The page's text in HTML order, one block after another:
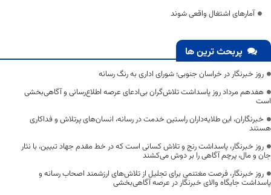
آمارهای اشتغال واقعی شوند
پربحث ترین ها
روز خبرنگار در خراسان جنوبی؛ شورای اداری به رنگ رسانه
هفدهم مرداد روز پاسداشت تلاش‌گران بی‌ادعای عرصه اطلاع‌رسانی و آگاهی‌بخشی
است
خبرنگاران، این طلایه‌داران راستین خدمت در رسانه، انسان‌های پرتلاش و فداکاری
هستند
روز خبرنگار، پاسداشت رنج و تلاش کسانی است که در خط مقدم جهاد تبیین، با نثار
جان و مال، پرچم آگاهی را بر دوش می‌کشند
روز خبرنگار، فرصت مغتنمی برای تجلیل از تلاش‌های ارزشمند اصحاب رسانه و
پاسداشت جایگاه والای خبرنگار در عرصه آگاهی‌بخشی